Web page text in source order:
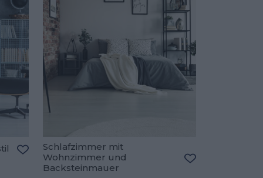
Zu den Favoriten hinzufügen
Schlafzimmer mit
Wohnzimmer und
Backsteinmauer